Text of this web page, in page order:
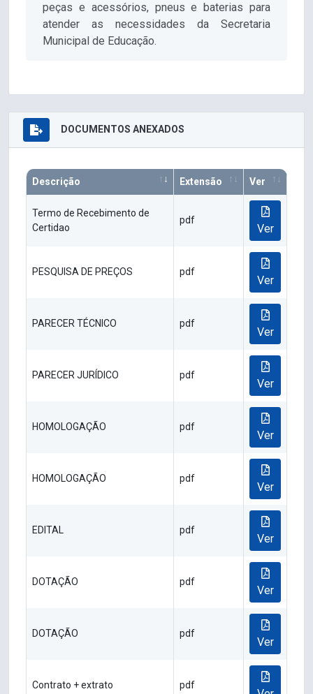
peças e acessórios, pneus e baterias para
atender as necessidades da Secretaria
Municipal de Educação.
DOCUMENTOS ANEXADOS
Descrição Extensão Ver
Termo de Recebimento de
Certidao
pdf
Ver
PESQUISA DE PREÇOS pdf
Ver
PARECER TÉCNICO pdf
Ver
PARECER JURÍDICO pdf
Ver
HOMOLOGAÇÃO pdf
Ver
HOMOLOGAÇÃO pdf
Ver
EDITAL pdf
Ver
DOTAÇÃO pdf
Ver
DOTAÇÃO pdf
Ver
Contrato + extrato pdf